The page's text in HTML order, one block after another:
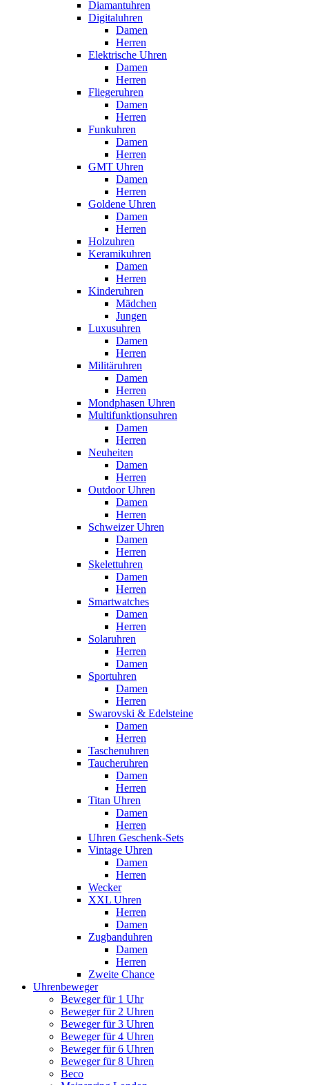
Diamantuhren
Digitaluhren
Damen
Herren
Elektrische Uhren
Damen
Herren
Fliegeruhren
Damen
Herren
Funkuhren
Damen
Herren
GMT Uhren
Damen
Herren
Goldene Uhren
Damen
Herren
Holzuhren
Keramikuhren
Damen
Herren
Kinderuhren
Mädchen
Jungen
Luxusuhren
Damen
Herren
Militäruhren
Damen
Herren
Mondphasen Uhren
Multifunktionsuhren
Damen
Herren
Neuheiten
Damen
Herren
Outdoor Uhren
Damen
Herren
Schweizer Uhren
Damen
Herren
Skelettuhren
Damen
Herren
Smartwatches
Damen
Herren
Solaruhren
Herren
Damen
Sportuhren
Damen
Herren
Swarovski & Edelsteine
Damen
Herren
Taschenuhren
Taucheruhren
Damen
Herren
Titan Uhren
Damen
Herren
Uhren Geschenk-Sets
Vintage Uhren
Damen
Herren
Wecker
XXL Uhren
Herren
Damen
Zugbanduhren
Damen
Herren
Zweite Chance
Uhrenbeweger
Beweger für 1 Uhr
Beweger für 2 Uhren
Beweger für 3 Uhren
Beweger für 4 Uhren
Beweger für 6 Uhren
Beweger für 8 Uhren
Beco